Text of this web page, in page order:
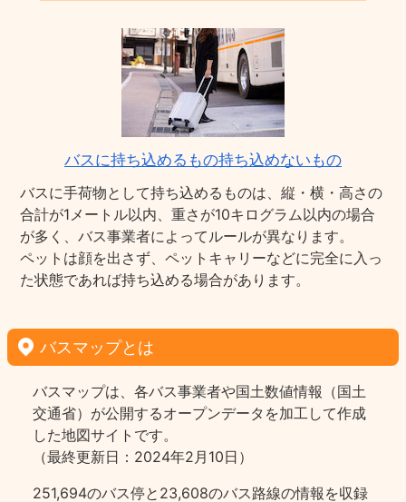
バスに持ち込めるもの持ち込めないもの
バスに手荷物として持ち込めるものは、縦・横・高さの
合計が1メートル以内、重さが10キログラム以内の場合
が多く、バス事業者によってルールが異なります。
ペットは顔を出さず、ペットキャリーなどに完全に入っ
た状態であれば持ち込める場合があります。
バスマップとは
バスマップは、各バス事業者や国土数値情報（国土
交通省）が公開するオープンデータを加工して作成
した地図サイトです。
（最終更新日：2024年2月10日）
251,694のバス停と23,608のバス路線の情報を収録